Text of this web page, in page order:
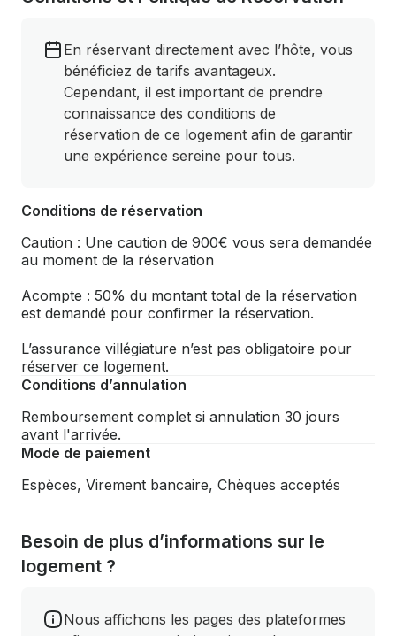
En réservant directement avec l’hôte, vous
bénéficiez de tarifs avantageux.
Cependant, il est important de prendre
connaissance des conditions de
réservation de ce logement afin de garantir
une expérience sereine pour tous.
Conditions de réservation
Caution : Une caution de 900€ vous sera demandée
au moment de la réservation
Acompte : 50% du montant total de la réservation
est demandé pour confirmer la réservation.
L’assurance villégiature n’est pas obligatoire pour
réserver ce logement.
Conditions d’annulation
Remboursement complet si annulation 30 jours
avant l'arrivée.
Mode de paiement
Espèces, Virement bancaire, Chèques acceptés
Besoin de plus d’informations sur le
logement ?
Nous affichons les pages des plateformes